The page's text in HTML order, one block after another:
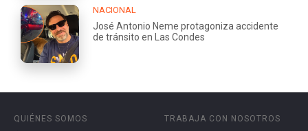
NACIONAL
José Antonio Neme protagoniza accidente
de tránsito en Las Condes
QUIÉNES SOMOS
TRABAJA CON NOSOTROS